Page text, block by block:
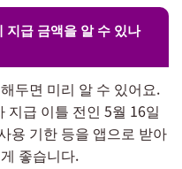
지급 금액을 알 수 있나
두면 미리 알 수 있어요.
지급 이틀 전인 5월 16일
용 기한 등을 앱으로 받아
좋습니다.